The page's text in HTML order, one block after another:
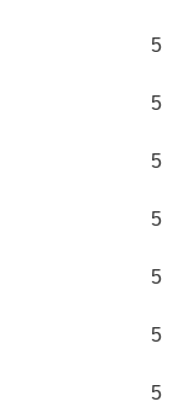
5
5
5
5
5
5
5